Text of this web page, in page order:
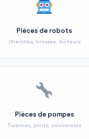
Pièces de robots
Chenilles, brosses, moteurs
Pièces de pompes
Turbines, joints, couvercles